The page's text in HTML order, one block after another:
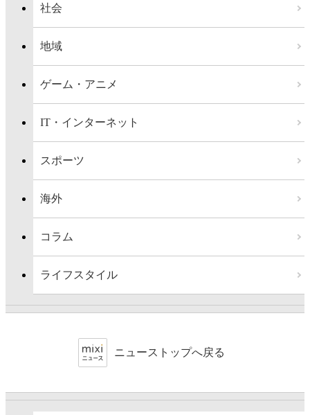
社会
地域
ゲーム・アニメ
IT・インターネット
スポーツ
海外
コラム
ライフスタイル
ニューストップへ戻る